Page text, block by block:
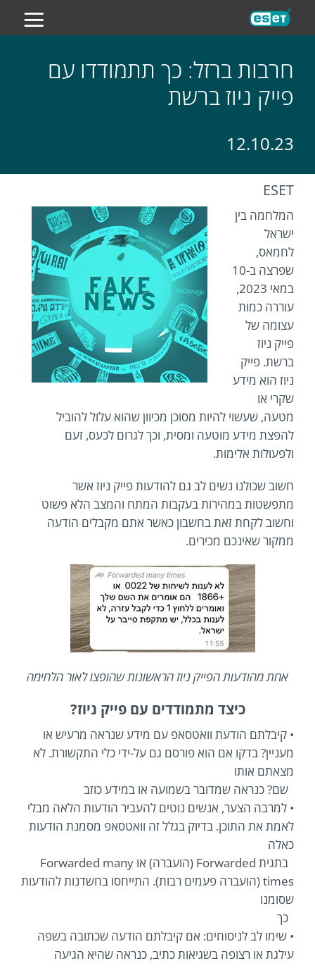
חרבות ברזל: כך תתמודדו עם
פייק ניוז ברשת
12.10.23
ESET
המלחמה בין
ישראל
לחמאס,
שפרצה ב-10
במאי 2023,
עוררה כמות
עצומה של
פייק ניוז
ברשת. פייק
ניוז הוא מידע
שקרי או
מטעה, שעשוי להיות מסוכן מכיוון שהוא עלול להוביל
להפצת מידע מוטעה ומסית, וכך לגרום לכעס, זעם
ולפעולות אלימות.
חשוב שכולנו נשים לב גם להודעות פייק ניוז אשר
מתפשטות במהירות בעקבות המתח והמצב הלא פשוט
וחשוב לקחת זאת בחשבון כאשר אתם מקבלים הודעה
ממקור שאינכם מכירים.
אחת מהודעות הפייק ניוז הראשונות שהופצו לאור הלחימה
כיצד מתמודדים עם פייק ניוז?
• קיבלתם הודעת וואטסאפ עם מידע שנראה מרעיש או
מעניין? בדקו אם הוא פורסם גם על-ידי כלי התקשורת. לא
מצאתם אותו
שם? כנראה שמדובר בשמועה או במידע כוזב
• למרבה הצער, אנשים נוטים להעביר הודעות הלאה מבלי
לאמת את התוכן. בדיוק בגלל זה וואטסאפ מסמנת הודעות
כאלה
בתגית Forwarded (הועברה) או Forwarded many
times (הועברה פעמים רבות). התייחסו בחשדנות להודעות
שסומנו
כך
• שימו לב לניסוחים: אם קיבלתם הודעה שכתובה בשפה
עילגת או רצופה בשגיאות כתיב, כנראה שהיא הגיעה